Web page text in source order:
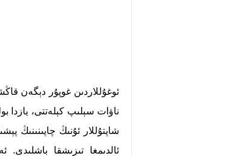
ئوغۇللاردىن غوپۇر دېگەن
ناۋات سېلىپ كېلەتتى، يازدا
شاپتۇللار ئۇنىڭ چاپىنىنىڭ
ئالدىمغا تىزىشقا باشلىدى.